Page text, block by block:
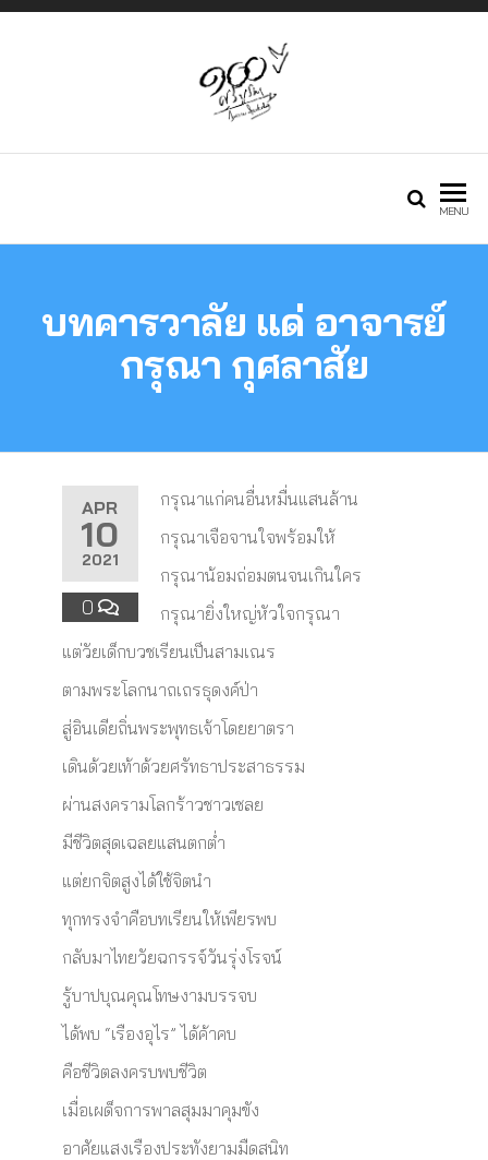
– Free Demos
MENU
บทคารวาลัย แด่ อาจารย์
กรุณา กุศลาสัย
APR
10
2021
0
กรุณาแก่คนอื่นหมื่นแสนล้าน
กรุณาเจือจานใจพร้อมให้
กรุณาน้อมถ่อมตนจนเกินใคร
กรุณายิ่งใหญ่หัวใจกรุณา
แต่วัยเด็กบวชเรียนเป็นสามเณร
ตามพระโลกนาถเถรธุดงค์ป่า
สู่อินเดียถิ่นพระพุทธเจ้าโดยยาตรา
เดินด้วยเท้าด้วยศรัทธาประสาธรรม
ผ่านสงครามโลกร้าวชาวเชลย
มีชีวิตสุดเฉลยแสนตกต่ำ
แต่ยกจิตสูงได้ใช้จิตนำ
ทุกทรงจำคือบทเรียนให้เพียรพบ
กลับมาไทยวัยฉกรรจ์วันรุ่งโรจน์
รู้บาปบุณคุณโทษงามบรรจบ
ได้พบ “เรืองอุไร” ได้ค้าคบ
คือชีวิตลงครบพบชีวิต
เมื่อเผด็จการพาลสุมมาคุมขัง
อาศัยแสงเรืองประทังยามมืดสนิท